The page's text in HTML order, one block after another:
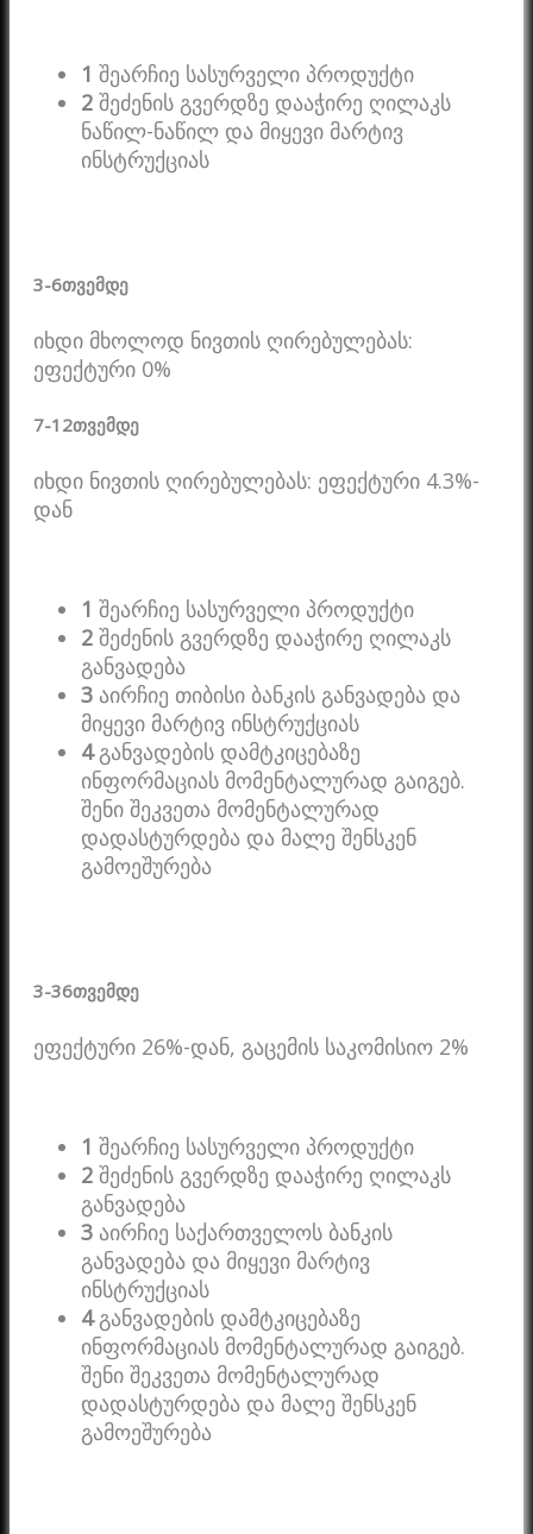
1 შეარჩიე სასურველი პროდუქტი
2 შეძენის გვერდზე დააჭირე ღილაკს
ნაწილ-ნაწილ და მიყევი მარტივ
ინსტრუქციას
3-6თვემდე
იხდი მხოლოდ ნივთის ღირებულებას:
ეფექტური 0%
7-12თვემდე
იხდი ნივთის ღირებულებას: ეფექტური 4.3%-
დან
1 შეარჩიე სასურველი პროდუქტი
2 შეძენის გვერდზე დააჭირე ღილაკს
განვადება
3 აირჩიე თიბისი ბანკის განვადება და
მიყევი მარტივ ინსტრუქციას
4განვადების დამტკიცებაზე
ინფორმაციას მომენტალურად გაიგებ.
შენი შეკვეთა მომენტალურად
დადასტურდება და მალე შენსკენ
გამოეშურება
3-36თვემდე
ეფექტური 26%-დან, გაცემის საკომისიო 2%
1 შეარჩიე სასურველი პროდუქტი
2 შეძენის გვერდზე დააჭირე ღილაკს
განვადება
3 აირჩიე საქართველოს ბანკის
განვადება და მიყევი მარტივ
ინსტრუქციას
4განვადების დამტკიცებაზე
ინფორმაციას მომენტალურად გაიგებ.
შენი შეკვეთა მომენტალურად
დადასტურდება და მალე შენსკენ
გამოეშურება